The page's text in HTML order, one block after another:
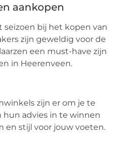
aankopen
bij het kopen van
zijn geweldig voor de
een must-have zijn
in Heerenveen.
zijn er om je te
hun advies in te winnen
en stijl voor jouw voeten.